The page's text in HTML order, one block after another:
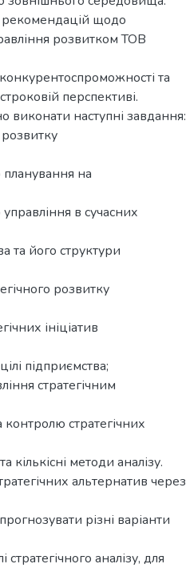
рекомендацій щодо
розвитком ТОВ
та
перспективі.
виконати наступні завдання:
розвитку
планування на
управління в сучасних
та його структури
розвитку
ініціатив
підприємства;
стратегічним
стратегічних
кількісні методи аналізу.
альтернатив через
різні варіанти
аналізу, для